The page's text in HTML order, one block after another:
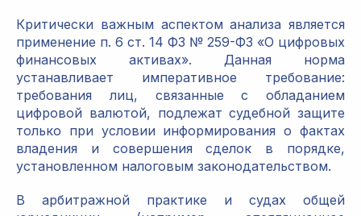
Критически важным аспектом анализа является
применение п. 6 ст. 14 ФЗ № 259-ФЗ «О цифровых
финансовых активах». Данная норма
устанавливает императивное требование:
требования лиц, связанные с обладанием
цифровой валютой, подлежат судебной защите
только при условии информирования о фактах
владения и совершения сделок в порядке,
установленном налоговым законодательством.
В арбитражной практике и судах общей